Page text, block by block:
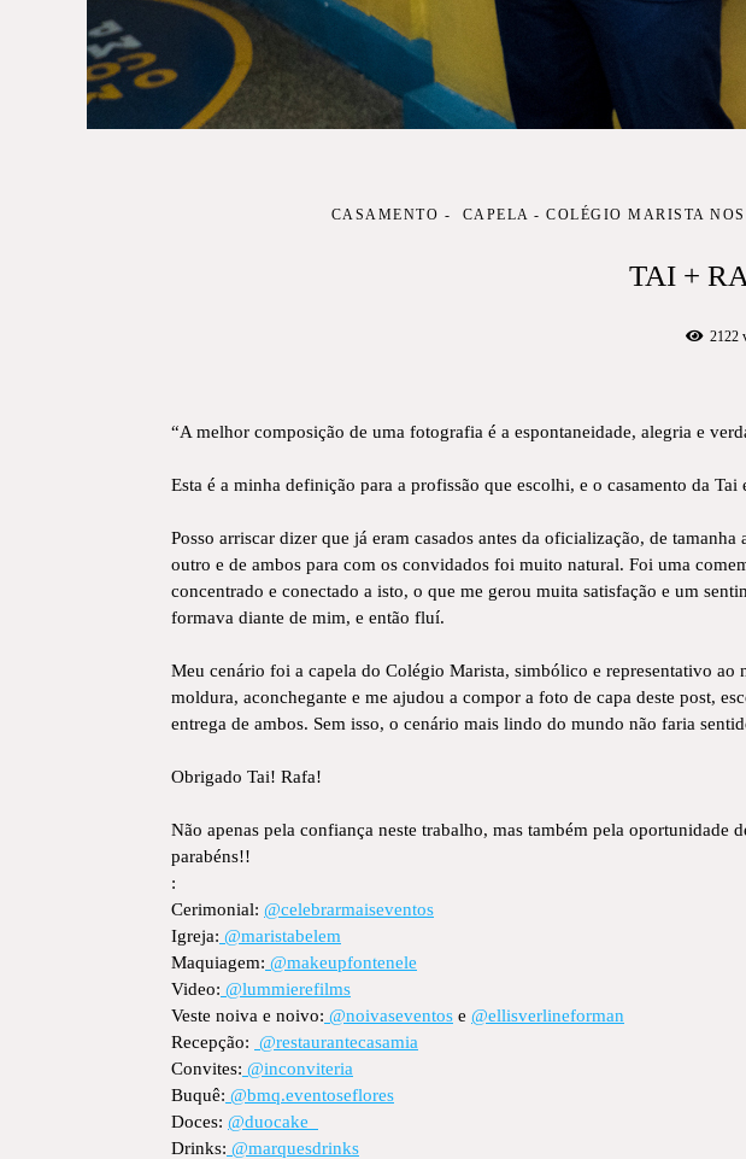
CASAMENTO CAPELA - COLÉGIO MARISTA
TAI +
2122
“A melhor composição de uma fotografia é a espontaneidade, alegria e
Esta é a minha definição para a profissão que escolhi, e o casamento da
Posso arriscar dizer que já eram casados antes da oficialização, de
outro e de ambos para com os convidados foi muito natural. Foi uma
concentrado e conectado a isto, o que me gerou muita satisfação e um
formava diante de mim, e então fluí.
Meu cenário foi a capela do Colégio Marista, simbólico e representativo
moldura, aconchegante e me ajudou a compor a foto de capa deste post,
entrega de ambos. Sem isso, o cenário mais lindo do mundo não faria
Obrigado Tai! Rafa!
Não apenas pela confiança neste trabalho, mas também pela oportunidade
parabéns!!
:
Cerimonial: @celebrarmaiseventos
Igreja: @maristabelem
Maquiagem: @makeupfontenele
Video: @lummierefilms
Veste noiva e noivo: @noivaseventos e @ellisverlineforman
Recepção: @restaurantecasamia
Convites: @inconviteria
Buquê: @bmq.eventoseflores
Doces: @duocake_
Drinks: @marquesdrinks